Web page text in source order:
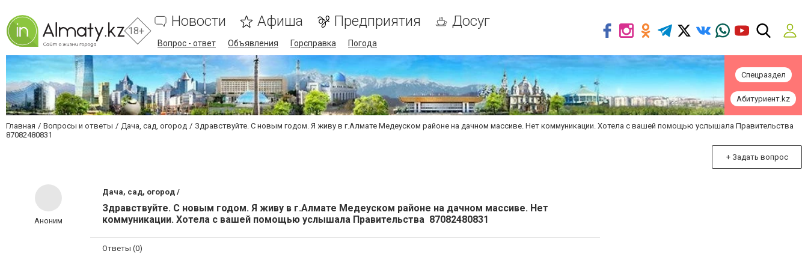
18+
Новости Афиша Предприятия Досуг
Вопрос - ответ Объявления Горсправка Погода
Спецраздел
Абитуриент.kz
Главная Вопросы и ответы Дача, сад, огород
Здравствуйте. С новым годом. Я живу в г.Алмате Медеуском районе на дачном массиве. Нет коммуникации. Хотела с вашей помощью услышала Правительства
87082480831
+ Задать вопрос
Аноним
Дача, сад, огород /
Здравствуйте. С новым годом. Я живу в г.Алмате Медеуском районе на дачном массиве. Нет
коммуникации. Хотела с вашей помощью услышала Правительства 87082480831
Ответы (0)